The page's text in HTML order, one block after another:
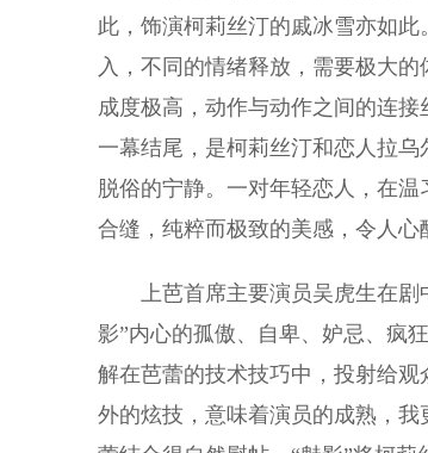
此，饰演柯莉丝汀的戚冰雪亦如
入，不同的情绪释放，需要极大
成度极高，动作与动作之间的连
一幕结尾，是柯莉丝汀和恋人拉
脱俗的宁静。一对年轻恋人，在
合缝，纯粹而极致的美感，令人心
上芭首席主要演员吴虎生在剧
影”内心的孤傲、自卑、妒忌、疯
解在芭蕾的技术技巧中，投射给
外的炫技，意味着演员的成熟，